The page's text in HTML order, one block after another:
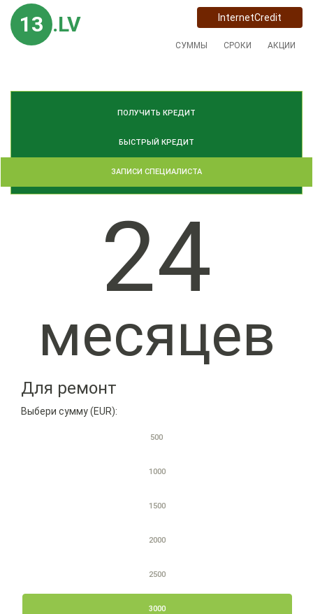
13 .LV InternetCredit
СУММЫ СРОКИ АКЦИИ
ПОЛУЧИТЬ КРЕДИТ
БЫСТРЫЙ КРЕДИТ
ЗАПИСИ СПЕЦИАЛИСТА
24
месяцев
Для ремонт
Выбери сумму (EUR):
500
1000
1500
2000
2500
3000